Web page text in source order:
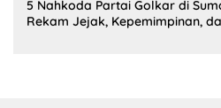
5 Nahkoda Partai Golkar di
Rekam Jejak, Kepemimpinan,